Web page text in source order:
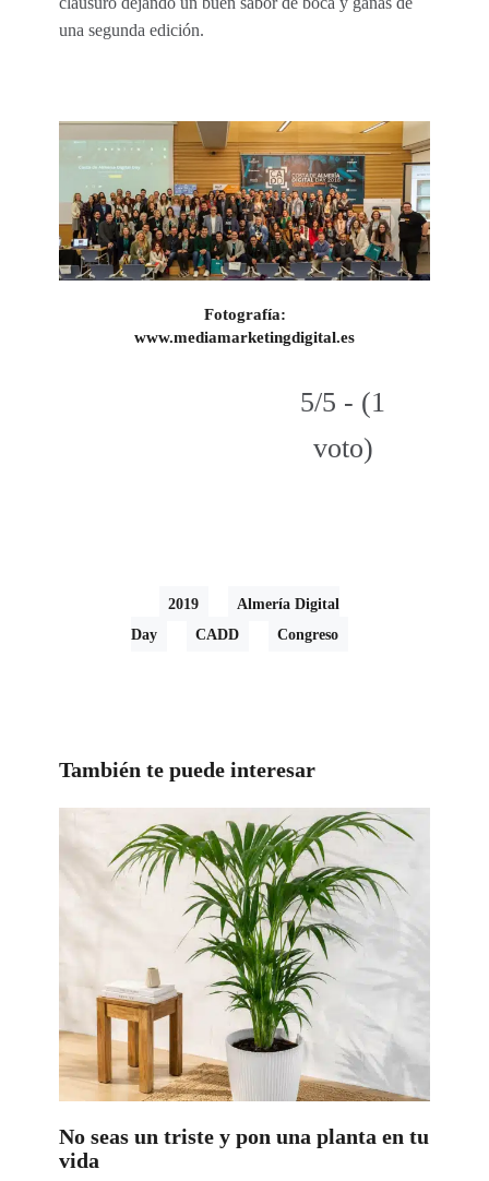
una segunda edición.
Fotografía:
www.mediamarketingdigital.es
5/5 - (1
voto)
2019
Almería Digital
Day
CADD Congreso
También te puede interesar
No seas un triste y pon una planta en tu
vida